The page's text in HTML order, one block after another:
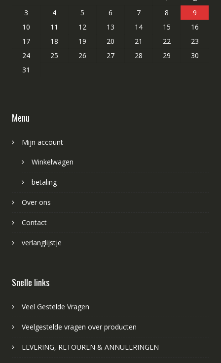
3
4 5 6 7 8
9
10
11 12 13 14 15
16
17
18 19 20 21 22
23
24
25 26 27 28 29
30
31
Menu
Mijn account
Winkelwagen
betaling
Over ons
Contact
verlanglijstje
Snelle links
Veel Gestelde Vragen
Veelgestelde vragen over producten
LEVERING, RETOUREN & ANNULERINGEN